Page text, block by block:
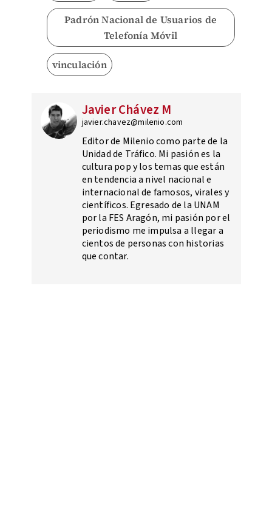
Padrón Nacional de Usuarios de
Telefonía Móvil
vinculación
Javier Chávez M
javier.chavez@milenio.com
Editor de Milenio como parte de la
Unidad de Tráfico. Mi pasión es la
cultura pop y los temas que están
en tendencia a nivel nacional e
internacional de famosos, virales y
científicos. Egresado de la UNAM
por la FES Aragón, mi pasión por el
periodismo me impulsa a llegar a
cientos de personas con historias
que contar.